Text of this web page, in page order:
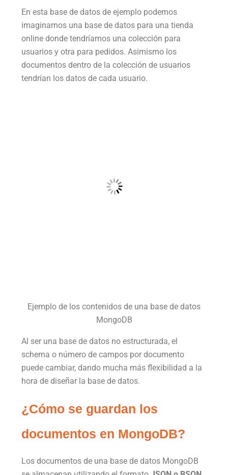
En esta base de datos de ejemplo podemos
imaginarnos una base de datos para una tienda
online donde tendríamos una colección para
usuarios y otra para pedidos. Asimismo los
documentos dentro de la colección de usuarios
tendrían los datos de cada usuario.
Ejemplo de los contenidos de una base de datos
MongoDB
Al ser una base de datos no estructurada, el
schema o número de campos por documento
puede cambiar, dando mucha más flexibilidad a la
hora de diseñar la base de datos.
¿Cómo se guardan los
documentos en MongoDB?
Los documentos de una base de datos MongoDB